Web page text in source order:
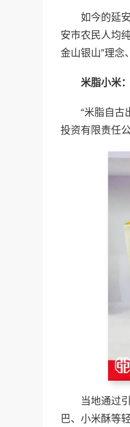
如今的延
安市农民人均
金山银山”理念
米脂小米
“米脂自古
投资有限责任
当地通过
巴、小米酥等